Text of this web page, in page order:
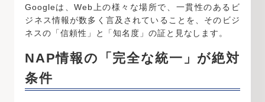
Googleは、Web上の様々な場所で、一貫性のあるビ
ジネス情報が数多く言及されていることを、そのビジ
ネスの「信頼性」と「知名度」の証と見なします。
NAP情報の「完全な統一」が絶対
条件